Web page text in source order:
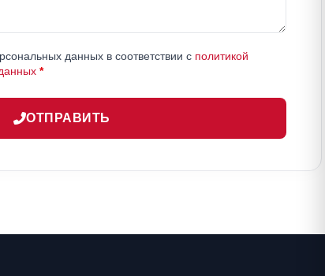
данных в соответствии с политикой
*
ОТПРАВИТЬ